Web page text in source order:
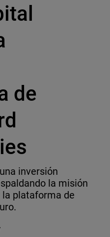
de
inversión
la misión
la plataforma de